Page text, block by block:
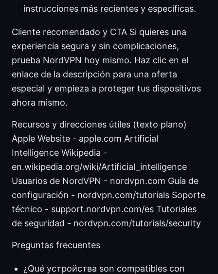
instrucciones más recientes y específicas.
Cliente recomendado y CTA Si quieres una
experiencia segura y sin complicaciones,
prueba NordVPN hoy mismo. Haz clic en el
enlace de la descripción para una oferta
especial y empieza a proteger tus dispositivos
ahora mismo.
Recursos y direcciones útiles (texto plano)
Apple Website - apple.com Artificial
Intelligence Wikipedia -
en.wikipedia.org/wiki/Artificial_intelligence
Usuarios de NordVPN - nordvpn.com Guía de
configuración - nordvpn.com/tutorials Soporte
técnico - support.nordvpn.com/es Tutoriales
de seguridad - nordvpn.com/tutorials/security
Preguntas frecuentes
¿Qué устройства son compatibles con